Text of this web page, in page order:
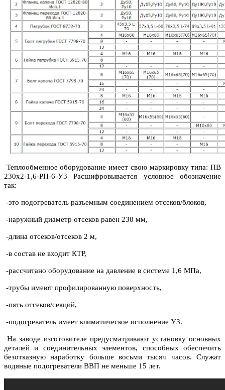
Теплообменное оборудование имеет свою маркировку типа: ПВ
230x2-1,6-РП-6-У3 Расшифровывается условное обозначение
так:
-это подогреватель разъемным соединением отсеков/блоков,
-наружный диаметр отсеков равен 230 мм,
-длина отсеков/отсеков 2 м,
-в состав не входит КТР,
-рассчитано оборудование на давление в системе 1,6 МПа,
-трубы имеют профилированную поверхность,
-пять отсеков/секций,
-подогреватель имеет климатическое исполнение У3.
На заводе изготовителе предусматривают установку основных
деталей и соединительных элементов, способных обеспечить
безотказную наработку больше восьми тысяч часов. Служат
водяные подогреватели ВВП не меньше 15 лет.